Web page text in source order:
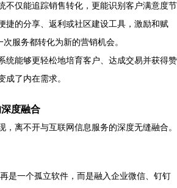
不仅能追踪销售转化，更能识别客户满意度节
捷的分享、返利或社区建设工具，激励和赋
服务都转化为新的营销机会。
统能够更轻松地培育客户、达成交易并获得赞
成了内在需求。
度融合
，离不开与互联网信息服务的深度无缝融合。
是一个孤立软件，而是融入企业微信、钉钉